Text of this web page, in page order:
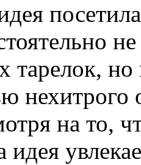
но
нехитрого
на то,
идея